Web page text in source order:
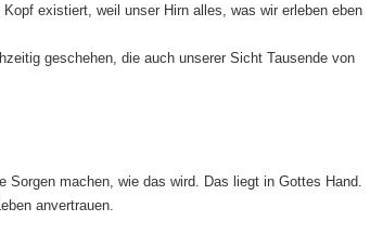
existiert, weil unser Hirn alles, was wir erleben eben
geschehen, die auch unserer Sicht Tausende von
machen, wie das wird. Das liegt in Gottes Hand.
anvertrauen.